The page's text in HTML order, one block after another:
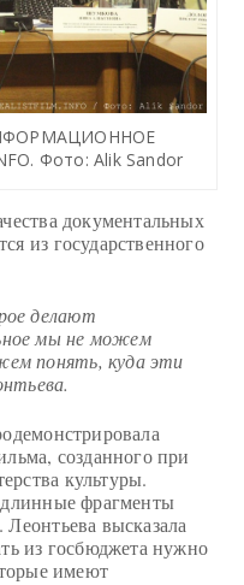
Фото: Alik Sandor
документальных
из государственного
делают
мы не можем
понять, куда эти
созданного при
культуры.
фрагменты
высказала
из госбюджета нужно
имеют